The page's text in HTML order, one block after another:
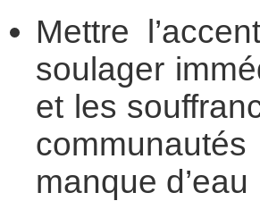
Mettre
soulager
et les
manque d’eau